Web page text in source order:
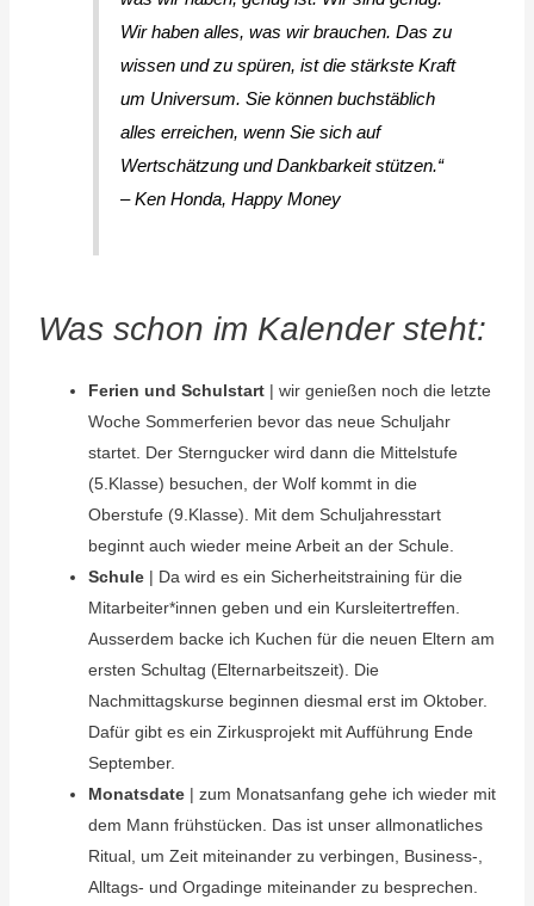
Wir haben alles, was wir brauchen. Das zu
wissen und zu spüren, ist die stärkste Kraft
um Universum. Sie können buchstäblich
alles erreichen, wenn Sie sich auf
Wertschätzung und Dankbarkeit stützen.“
– Ken Honda, Happy Money
Was schon im Kalender steht:
Ferien und Schulstart| wir genießen noch die letzte
Woche Sommerferien bevor das neue Schuljahr
startet. Der Sterngucker wird dann die Mittelstufe
(5.Klasse) besuchen, der Wolf kommt in die
Oberstufe (9.Klasse). Mit dem Schuljahresstart
beginnt auch wieder meine Arbeit an der Schule.
Schule| Da wird es ein Sicherheitstraining für die
Mitarbeiter*innen geben und ein Kursleitertreffen.
Ausserdem backe ich Kuchen für die neuen Eltern am
ersten Schultag (Elternarbeitszeit). Die
Nachmittagskurse beginnen diesmal erst im Oktober.
Dafür gibt es ein Zirkusprojekt mit Aufführung Ende
September.
Monatsdate| zum Monatsanfang gehe ich wieder mit
dem Mann frühstücken. Das ist unser allmonatliches
Ritual, um Zeit miteinander zu verbingen, Business-,
Alltags- und Orgadinge miteinander zu besprechen.